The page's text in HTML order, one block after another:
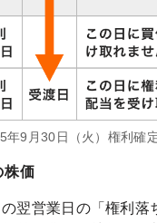
年9月30日（火）権利確
株価
翌営業日の「権利落